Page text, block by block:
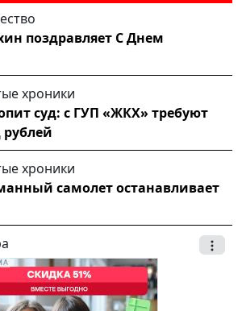
поздравляет С Днем
хроники
суд: с ГУП «ЖКХ» требуют
хроники
самолет останавливает